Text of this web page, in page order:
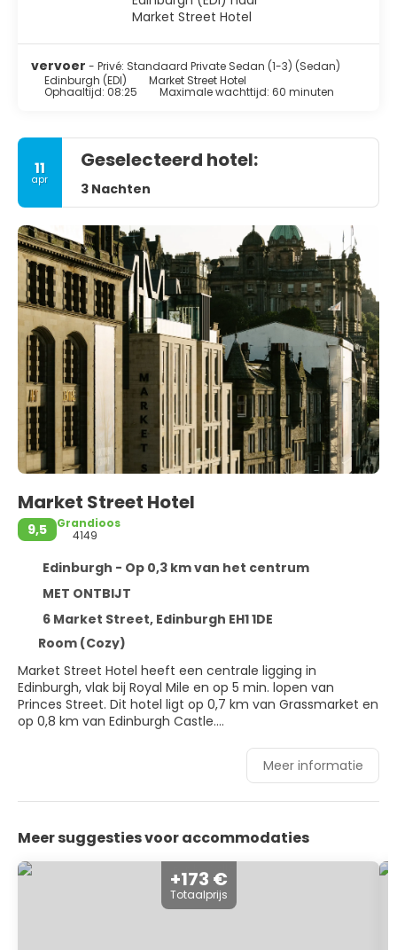
vervoer - Privé: Standaard Private Sedan (1-3) (Sedan)
Edinburgh (EDI)
Market Street Hotel
Ophaaltijd: 08:25 Maximale wachttijd: 60 minuten
11
apr
Geselecteerd hotel:
3 Nachten
Market Street Hotel
9,5
Grandioos
4149
Edinburgh - Op 0,3 km van het centrum
MET ONTBIJT
6 Market Street, Edinburgh EH1 1DE
Room (Cozy)
Market Street Hotel heeft een centrale ligging in
Edinburgh, vlak bij Royal Mile en op 5 min. lopen van
Princes Street. Dit hotel ligt op 0,7 km van Grassmarket en
op 0,8 km van Edinburgh Castle.
De accommodatie heeft een dakterras waar je van het
uitzicht kunt genieten, maar profiteer ook van gratis wifi
kamers met gratis minibars en espressoapparaten. Je
Egyptisch katoen. Alle kamers hebben een smart-tv van
43 inch met digitale zenders, terwijl je dankzij gratis wifi
online blijft. Badkamers beschikken over designer
Meer informatie
Meer suggesties voor accommodaties
+173 €
Totaalprijs